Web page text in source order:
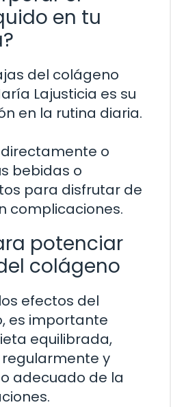
en tu
del colágeno
Lajusticia es su
en la rutina diaria.
o
bebidas o
para disfrutar de
complicaciones.
potenciar
colágeno
efectos del
es importante
equilibrada,
y
adecuado de la